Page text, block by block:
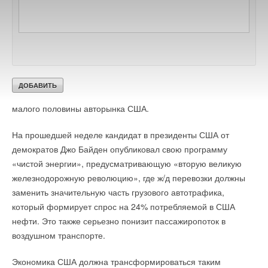
отменены Дональдом Трампом на федеральном уровне, но
отказывается отменять эти требования на уровне штатов. Ни
один автопроизводитель не сможет игнорировать потерю без
малого половины авторынка США.
На прошедшей неделе кандидат в президенты США от
демократов Джо Байден опубликовал свою программу
«чистой энергии», предусматривающую «вторую великую
железнодорожную революцию», где ж/д перевозки должны
заменить значительную часть грузового автотрафика,
который формирует спрос на 24% потребляемой в США
нефти. Это также серьезно понизит пассажиропоток в
воздушном транспорте.
Экономика США должна трансформироваться таким